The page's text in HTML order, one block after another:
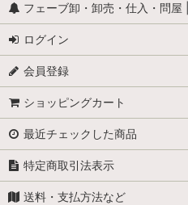
フェーブ卸・卸売・仕入・問屋
ログイン
会員登録
ショッピングカート
最近チェックした商品
特定商取引法表示
送料・支払方法など